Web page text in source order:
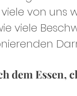
von uns
viele
dem Essen,